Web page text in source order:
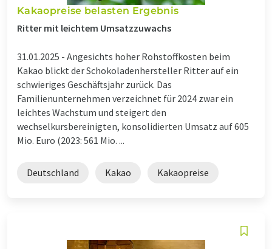
Kakaopreise belasten Ergebnis
Ritter mit leichtem Umsatzzuwachs
31.01.2025 - Angesichts hoher Rohstoffkosten beim
Kakao blickt der Schokoladenhersteller Ritter auf ein
schwieriges Geschäftsjahr zurück. Das
Familienunternehmen verzeichnet für 2024 zwar ein
leichtes Wachstum und steigert den
wechselkursbereinigten, konsolidierten Umsatz auf 605
Mio. Euro (2023: 561 Mio. ...
Deutschland Kakao Kakaopreise